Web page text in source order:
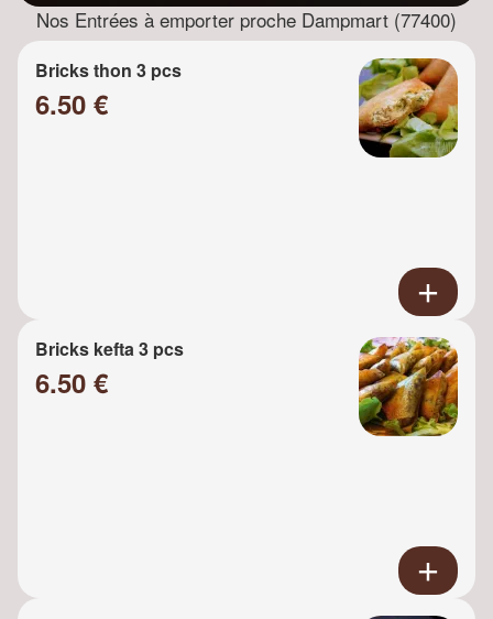
Nos Entrées à emporter proche Dampmart (77400)
Bricks thon 3 pcs
6.50 €
Bricks kefta 3 pcs
6.50 €